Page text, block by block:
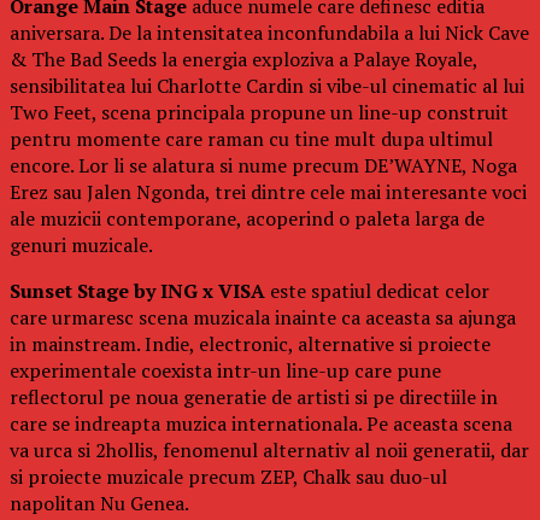
Orange Main Stage aduce numele care definesc editia
aniversara. De la intensitatea inconfundabila a lui Nick Cave
& The Bad Seeds la energia exploziva a Palaye Royale,
sensibilitatea lui Charlotte Cardin si vibe-ul cinematic al lui
Two Feet, scena principala propune un line-up construit
pentru momente care raman cu tine mult dupa ultimul
encore. Lor li se alatura si nume precum DE’WAYNE, Noga
Erez sau Jalen Ngonda, trei dintre cele mai interesante voci
ale muzicii contemporane, acoperind o paleta larga de
genuri muzicale.
Sunset Stage by ING x VISA este spatiul dedicat celor
care urmaresc scena muzicala inainte ca aceasta sa ajunga
in mainstream. Indie, electronic, alternative si proiecte
experimentale coexista intr-un line-up care pune
reflectorul pe noua generatie de artisti si pe directiile in
care se indreapta muzica internationala. Pe aceasta scena
va urca si 2hollis, fenomenul alternativ al noii generatii, dar
si proiecte muzicale precum ZEP, Chalk sau duo-ul
napolitan Nu Genea.